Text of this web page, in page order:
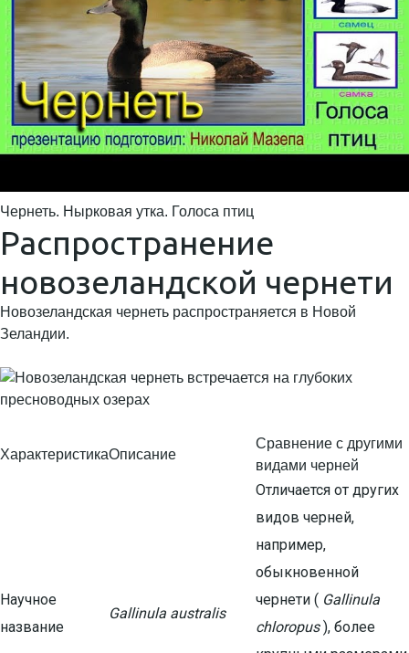
Чернеть. Нырковая утка. Голоса птиц
Распространение
новозеландской чернети
Новозеландская чернеть распространяется в Новой
Зеландии.
ХарактеристикаОписание
Сравнение с другими
видами черней
Научное
название
Gallinula australis
Отличается от других
видов черней,
например,
обыкновенной
чернети ( Gallinula
chloropus), более